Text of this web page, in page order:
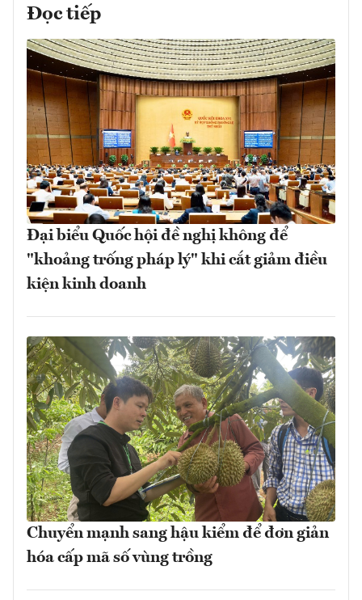
Đọc tiếp
Đại biểu Quốc hội đề nghị không để
"khoảng trống pháp lý" khi cắt giảm điều
kiện kinh doanh
Chuyển mạnh sang hậu kiểm để đơn giản
hóa cấp mã số vùng trồng